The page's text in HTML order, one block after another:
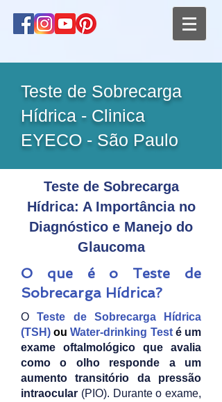
Teste de Sobrecarga
Hídrica - Clinica
EYECO - São Paulo
Teste de Sobrecarga
Hídrica: A Importância no
Diagnóstico e Manejo do
Glaucoma
O que é o Teste de
Sobrecarga Hídrica?
OTeste de Sobrecarga Hídrica
(TSH)ouWater-drinking Testé um
exame oftalmológico que avalia
como o olho responde a um
aumento transitório da pressão
intraocular (PIO). Durante o exame,